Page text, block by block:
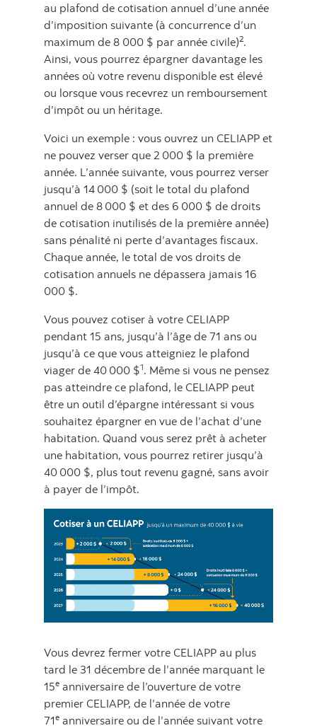
au plafond de cotisation annuel d’une année
d’imposition suivante (à concurrence d’un
maximum de 8 000 $ par année civile)2.
Ainsi, vous pourrez épargner davantage les
années où votre revenu disponible est élevé
ou lorsque vous recevrez un remboursement
d’impôt ou un héritage.
Voici un exemple : vous ouvrez un CELIAPP et
ne pouvez verser que 2 000 $ la première
année. L’année suivante, vous pourrez verser
jusqu’à 14 000 $ (soit le total du plafond
annuel de 8 000 $ et des 6 000 $ de droits
de cotisation inutilisés de la première année)
sans pénalité ni perte d’avantages fiscaux.
Chaque année, le total de vos droits de
cotisation annuels ne dépassera jamais 16
000 $.
Vous pouvez cotiser à votre CELIAPP
pendant 15 ans, jusqu’à l’âge de 71 ans ou
jusqu’à ce que vous atteigniez le plafond
viager de 40 000 $1. Même si vous ne pensez
pas atteindre ce plafond, le CELIAPP peut
être un outil d’épargne intéressant si vous
souhaitez épargner en vue de l’achat d’une
habitation. Quand vous serez prêt à acheter
une habitation, vous pourrez retirer jusqu’à
40 000 $, plus tout revenu gagné, sans avoir
à payer de l’impôt.
Vous devrez fermer votre CELIAPP au plus
tard le 31 décembre de l’année marquant le
15e anniversaire de l’ouverture de votre
premier CELIAPP, de l’année de votre
71e anniversaire ou de l’année suivant votre